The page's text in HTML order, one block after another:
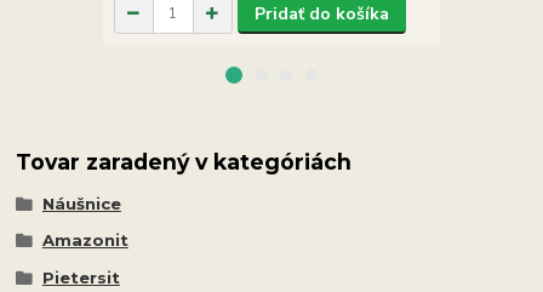
Pridať do košíka
Tovar zaradený v kategóriách
Náušnice
Amazonit
Pietersit